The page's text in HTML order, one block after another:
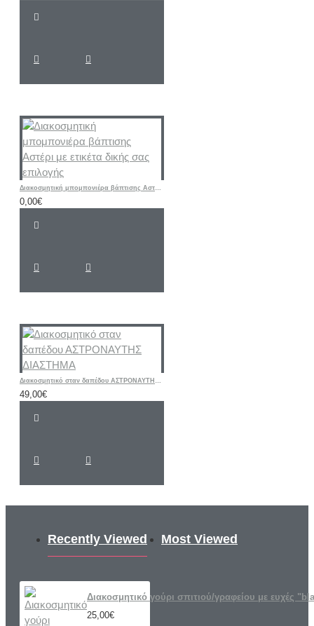
Διακοσμητική μπομπονιέρα βάπτισης Αστέρι με ετικέτα δικής σας επιλογής
0,00€
Διακοσμητικό σταν δαπέδου ΑΣΤΡΟΝΑΥΤΗΣ ΔΙΑΣΤΗΜΑ
49,00€
Recently Viewed Most Viewed
Διακοσμητικό γούρι σπιτιού/γραφείου με ευχές
25,00€